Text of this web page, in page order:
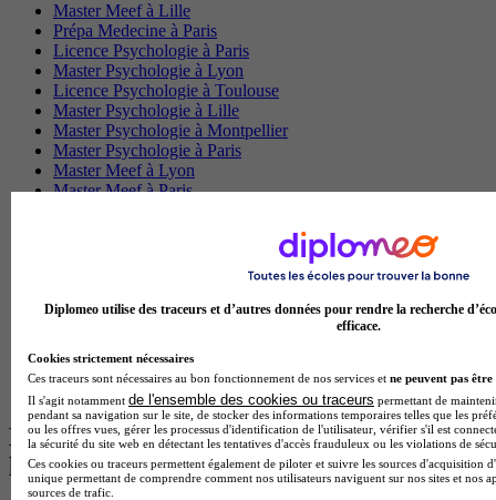
Master Meef à Lille
Prépa Medecine à Paris
Licence Psychologie à Paris
Master Psychologie à Lyon
Licence Psychologie à Toulouse
Master Psychologie à Lille
Master Psychologie à Montpellier
Master Psychologie à Paris
Master Meef à Lyon
Master Meef à Paris
Master Informatique à Paris
Master Psychologie à Angers
BTS Communication à Lyon
BTS Ndrc à Lyon
Les intitulés de diplôme par alternance
les plus recherchés
Diplomeo utilise des traceurs et d’autres données pour rendre la recherche
efficace.
Cookies strictement nécessaires
Ces traceurs sont nécessaires au bon fonctionnement de nos services et ne peuvent pas être
Il s'agit notamment de l'ensemble des cookies ou traceurs permettant de
pendant sa navigation sur le site, de stocker des informations temporaires telles que les
ou les offres vues, gérer les processus d'identification de l'utilisateur, vérifier s'il est
la sécurité du site web en détectant les tentatives d'accès frauduleux ou les violations de
Ces cookies ou traceurs permettent également de piloter et suivre les sources d'acquisition
unique permettant de comprendre comment nos utilisateurs naviguent sur nos sites et nos
sources de trafic.